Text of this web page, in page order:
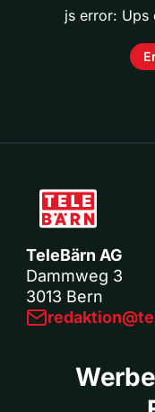
js error: Ups
TeleBärn AG
Dammweg 3
3013 Bern